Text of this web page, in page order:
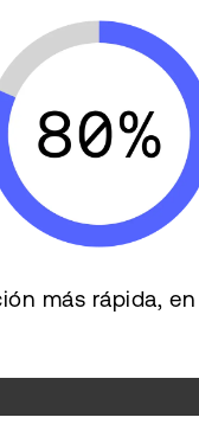
más rápida,